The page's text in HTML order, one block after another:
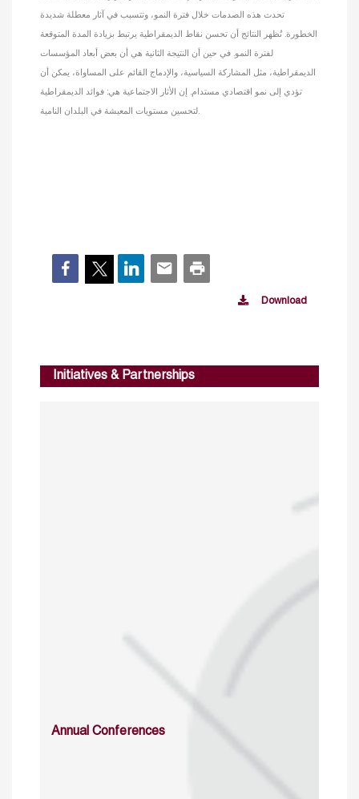
تحدث هذه الصدمات خلال فترة النمو، وتتسبب في آثار معطلة شديدة
الخطورة. تُظهر النتائج أن تحسن نقاط الديمقراطية يرتبط بزيادة المدة المتوقعة
لفترة النمو. في حين أن النتيجة الثانية هي أن بعض أبعاد المؤسسات
الديمقراطية، مثل المشاركة السياسية، والإدماج القائم على المساواة، يمكن أن
تؤدي إلى نمو اقتصادي مستدام. إن الأثار الاجتماعية هي: فوائد الديمقراطية
لتحسين مستويات المعيشة في البلدان النامية.
Download
Initiatives & Partnerships
Annual Conferences